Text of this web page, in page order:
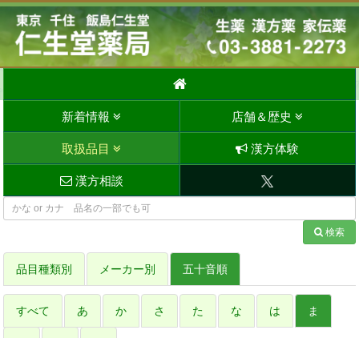
新着情報 店舗＆歴史
取扱品目 漢方体験
漢方相談
検索
品目種類別 メーカー別 五十音順
すべて あ か さ た な は ま